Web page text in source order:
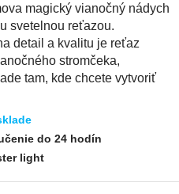
magický vianočný nádych
svetelnou reťazou.
detail a kvalitu je reťaz
stromčeka,
tam, kde chcete vytvoriť
do 24 hodín
light